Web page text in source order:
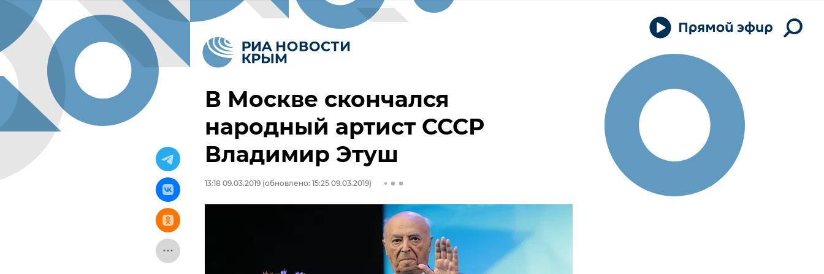
В Москве скончался
народный артист СССР
Владимир Этуш
13:18 09.03.2019 (обновлено: 15:25 09.03.2019)